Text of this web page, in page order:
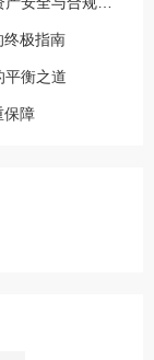
终极指南
平衡之道
保障